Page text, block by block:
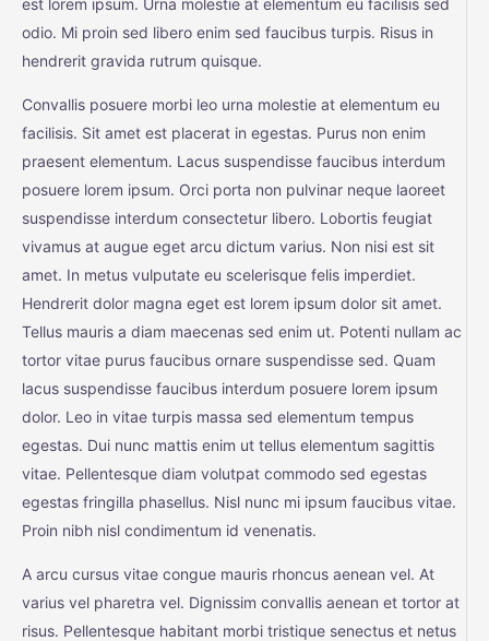
odio. Mi proin sed libero enim sed faucibus turpis. Risus in
hendrerit gravida rutrum quisque.
Convallis posuere morbi leo urna molestie at elementum eu
facilisis. Sit amet est placerat in egestas. Purus non enim
praesent elementum. Lacus suspendisse faucibus interdum
posuere lorem ipsum. Orci porta non pulvinar neque laoreet
suspendisse interdum consectetur libero. Lobortis feugiat
vivamus at augue eget arcu dictum varius. Non nisi est sit
amet. In metus vulputate eu scelerisque felis imperdiet.
Hendrerit dolor magna eget est lorem ipsum dolor sit amet.
Tellus mauris a diam maecenas sed enim ut. Potenti nullam ac
tortor vitae purus faucibus ornare suspendisse sed. Quam
lacus suspendisse faucibus interdum posuere lorem ipsum
dolor. Leo in vitae turpis massa sed elementum tempus
egestas. Dui nunc mattis enim ut tellus elementum sagittis
vitae. Pellentesque diam volutpat commodo sed egestas
egestas fringilla phasellus. Nisl nunc mi ipsum faucibus vitae.
Proin nibh nisl condimentum id venenatis.
A arcu cursus vitae congue mauris rhoncus aenean vel. At
varius vel pharetra vel. Dignissim convallis aenean et tortor at
risus. Pellentesque habitant morbi tristique senectus et netus